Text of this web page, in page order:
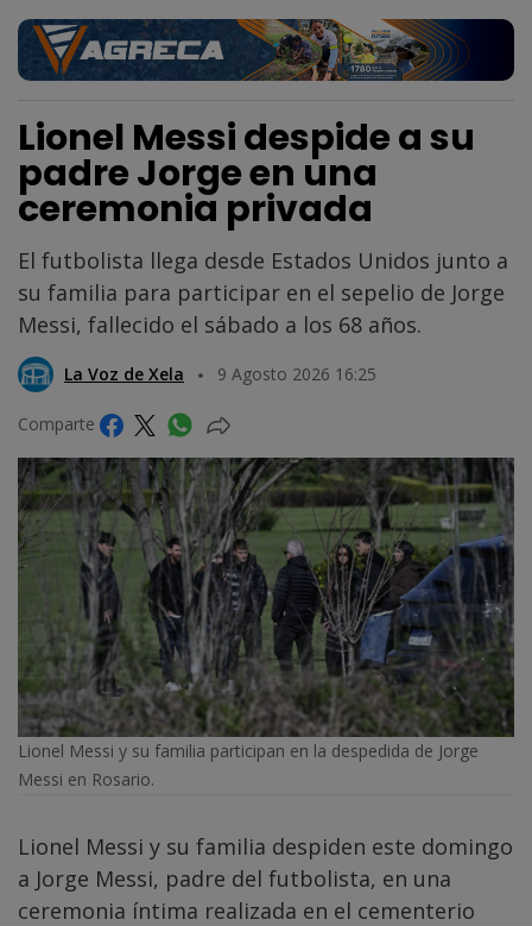
Lionel Messi despide a su
padre Jorge en una
ceremonia privada
El futbolista llega desde Estados Unidos junto a
su familia para participar en el sepelio de Jorge
Messi, fallecido el sábado a los 68 años.
La Voz de Xela 9 Agosto 2026 16:25
Comparte
Lionel Messi y su familia participan en la despedida de Jorge
Messi en Rosario.
Lionel Messi y su familia despiden este domingo
a Jorge Messi, padre del futbolista, en una
ceremonia íntima realizada en el cementerio